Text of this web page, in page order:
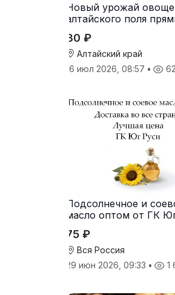
Новый урожай
алтайского поля
30 ₽
Алтайский край
16 июл 2026, 08:57 •
Подсолнечное и
масло оптом от ГК
75 ₽
Вся Россия
29 июн 2026, 09:33 • 1